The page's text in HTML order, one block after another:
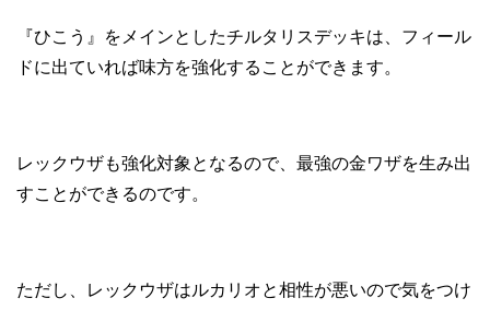
『ひこう』をメインとしたチルタリスデッキは、フィール
ドに出ていれば味方を強化することができます。
レックウザも強化対象となるので、最強の金ワザを生み出
すことができるのです。
ただし、レックウザはルカリオと相性が悪いので気をつけ